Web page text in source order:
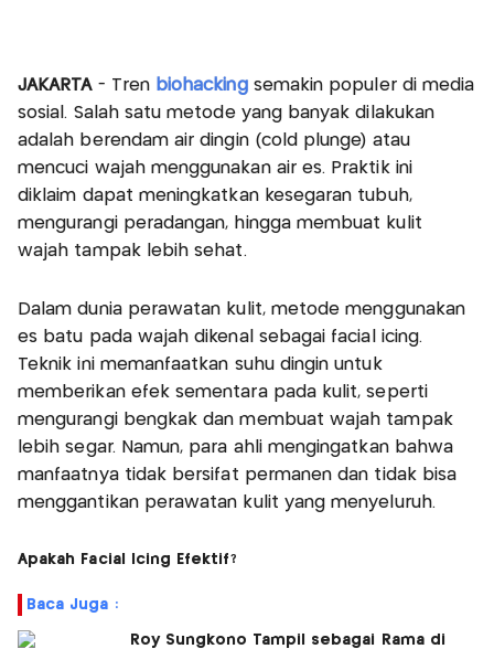
JAKARTA- Tren biohackingsemakin populer di media
sosial. Salah satu metode yang banyak dilakukan
adalah berendam air dingin (cold plunge) atau
mencuci wajah menggunakan air es. Praktik ini
diklaim dapat meningkatkan kesegaran tubuh,
mengurangi peradangan, hingga membuat kulit
wajah tampak lebih sehat.
Dalam dunia perawatan kulit, metode menggunakan
es batu pada wajah dikenal sebagai facial icing.
Teknik ini memanfaatkan suhu dingin untuk
memberikan efek sementara pada kulit, seperti
mengurangi bengkak dan membuat wajah tampak
lebih segar. Namun, para ahli mengingatkan bahwa
manfaatnya tidak bersifat permanen dan tidak bisa
menggantikan perawatan kulit yang menyeluruh.
Apakah Facial Icing Efektif?
Baca Juga :
Roy Sungkono Tampil sebagai Rama di